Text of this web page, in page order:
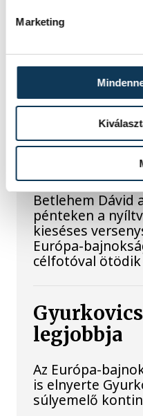
Marketing
Betlehem
bajnok a 3
Betlehem Dávid
pénteken a
kieséses
Európa-
célfotóval
legjobbja
Az Európa-
is elnyerte
súlyemelő